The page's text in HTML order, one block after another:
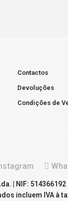
Contactos
Devoluções
Condições de
| NIF: 514366192
incluem IVA à